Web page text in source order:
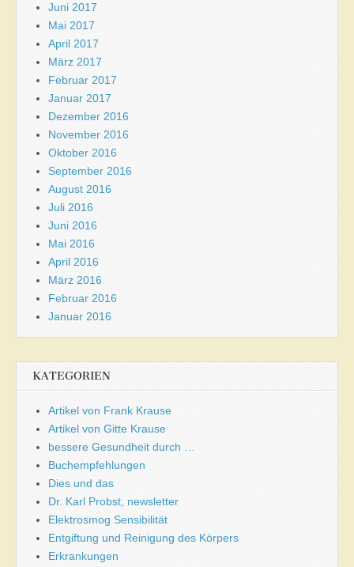
Juni 2017
Mai 2017
April 2017
März 2017
Februar 2017
Januar 2017
Dezember 2016
November 2016
Oktober 2016
September 2016
August 2016
Juli 2016
Juni 2016
Mai 2016
April 2016
März 2016
Februar 2016
Januar 2016
KATEGORIEN
Artikel von Frank Krause
Artikel von Gitte Krause
bessere Gesundheit durch …
Buchempfehlungen
Dies und das
Dr. Karl Probst, newsletter
Elektrosmog Sensibilität
Entgiftung und Reinigung des Körpers
Erkrankungen